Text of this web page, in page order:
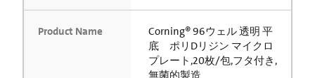
Product Name
Corning® 96ウェル 透明 平
底 ポリDリジン マイクロ
プレート,20枚/包,フタ付き,
無菌的製造